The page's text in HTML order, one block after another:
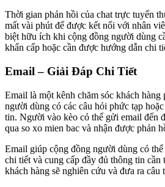
Thời gian phản hồi của chat trực tuyến
mất vài phút để được kết nối với nhân
biệt hữu ích khi cộng đồng người dùng
khẩn cấp hoặc cần được hướng dẫn chi
Email – Giải Đáp Chi Tiết
Email là một kênh chăm sóc khách
người dùng có các câu hỏi phức tạp
tin. Người vào kèo có thể gửi email đến
qua so xo mien bac và nhận được phản
Email giúp cộng đồng người dùng có
chi tiết và cung cấp đầy đủ thông tin cần
khách hàng sẽ nghiên cứu và đưa ra